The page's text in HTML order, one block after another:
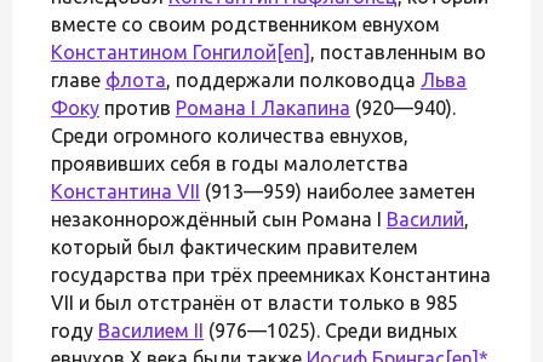
вместе со своим родственником евнухом
Константином Гонгилой [en] , поставленным во
главе флота, поддержали полководца Льва
Фоку против Романа I Лакапина (920—940).
Среди огромного количества евнухов,
проявивших себя в годы малолетства
Константина VII (913—959) наиболее заметен
незаконнорождённый сын Романа I Василий,
который был фактическим правителем
государства при трёх преемниках Константина
VII и был отстранён от власти только в 985
году Василием II (976—1025). Среди видных